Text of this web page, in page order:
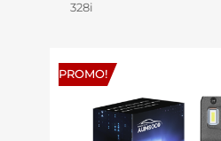
328i
PROMO!